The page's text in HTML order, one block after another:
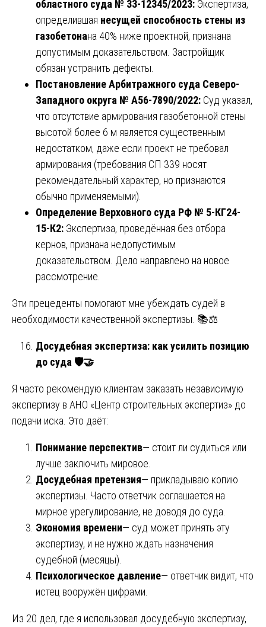
областного суда № 33-12345/2023: Экспертиза,
определившая несущей способность стены из
газобетонана 40% ниже проектной, признана
допустимым доказательством. Застройщик
обязан устранить дефекты.
Постановление Арбитражного суда Северо-
Западного округа № А56-7890/2022: Суд указал,
что отсутствие армирования газобетонной стены
высотой более 6 м является существенным
недостатком, даже если проект не требовал
армирования (требования СП 339 носят
рекомендательный характер, но признаются
обычно применяемыми).
Определение Верховного суда РФ № 5-КГ24-
15-К2: Экспертиза, проведённая без отбора
кернов, признана недопустимым
доказательством. Дело направлено на новое
рассмотрение.
Эти прецеденты помогают мне убеждать судей в
необходимости качественной экспертизы. 📚⚖️
Досудебная экспертиза: как усилить позицию
до суда 🛡🤝
Я часто рекомендую клиентам заказать независимую
экспертизу в АНО «Центр строительных экспертиз» до
подачи иска. Это даёт:
Понимание перспектив— стоит ли судиться или
лучше заключить мировое.
Досудебная претензия— прикладываю копию
экспертизы. Часто ответчик соглашается на
мирное урегулирование, не доводя до суда.
Экономия времени— суд может принять эту
экспертизу, и не нужно ждать назначения
судебной (месяцы).
Психологическое давление— ответчик видит, что
истец вооружён цифрами.
Из 20 дел, где я использовал досудебную экспертизу,